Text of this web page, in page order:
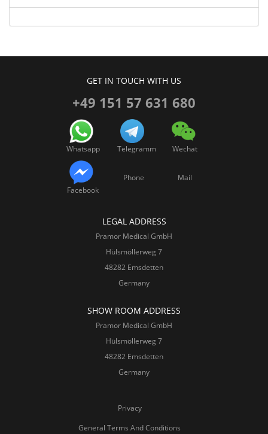
GET IN TOUCH WITH US
+49 151 57 631 680
Whatsapp Telegramm Wechat
Facebook
Phone Mail
LEGAL ADDRESS
Pramor Medical GmbH
Hülsmöllerweg 7
48282 Emsdetten
Germany
SHOW ROOM ADDRESS
Pramor Medical GmbH
Hülsmöllerweg 7
48282 Emsdetten
Germany
Privacy
General Terms And Conditions